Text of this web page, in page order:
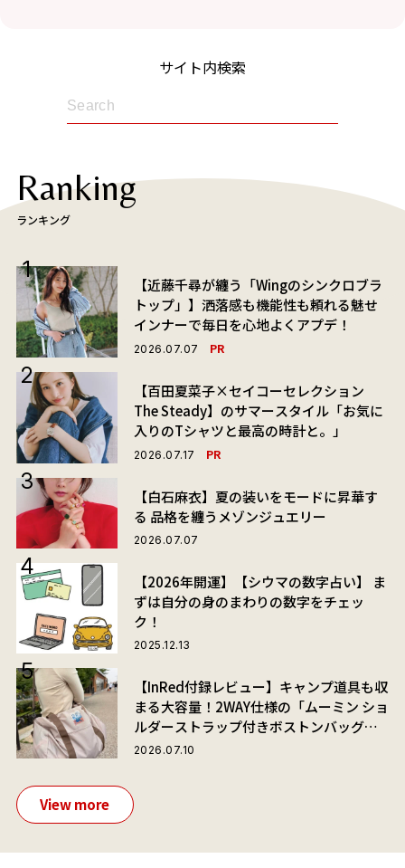
サイト内検索
Ranking
ランキング
【近藤千尋が纏う「Wingのシンクロブラ
トップ」】洒落感も機能性も頼れる魅せ
インナーで毎日を心地よくアプデ！
2026.07.07 PR
【百田夏菜子×セイコーセレクション
The Steady】のサマースタイル「お気に
入りのTシャツと最高の時計と。」
2026.07.17 PR
【白石麻衣】夏の装いをモードに昇華す
る 品格を纏うメゾンジュエリー
2026.07.07
【2026年開運】【シウマの数字占い】 ま
ずは自分の身のまわりの数字をチェッ
ク！
2025.12.13
【InRed付録レビュー】キャンプ道具も収
まる大容量！2WAY仕様の「ムーミン ショ
ルダーストラップ付きボストンバッグ」
が夏旅におすすめな理由
2026.07.10
View more